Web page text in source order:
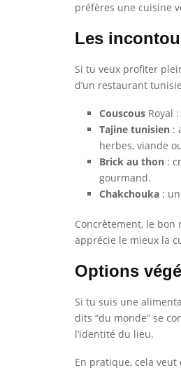
préfères une cuisine
Les
Si tu veux profiter
d’un restaurant
Couscous Royal
Tajine tunisien :
herbes, viande
Brick au thon :
gourmand.
Chakchouka :
Concrètement, le bon
apprécie le mieux la
Options
Si tu suis une
dits “du monde” se
l’identité du lieu.
En pratique, cela